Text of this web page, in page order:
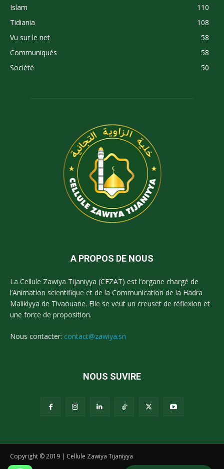
Islam
110
Tidiania
108
Vu sur le net
58
Communiqués
58
Société
50
A PROPOS DE NOUS
La Cellule Zawiya Tijaniyya (CEZAT) est l’organe chargé de
l’Animation scientifique et de la Communication de la Hadra
Malikiyya de Tivaouane. Elle se veut un creuset de réflexion et
une force de proposition.
Nous contacter: contact@zawiya.sn
NOUS SUVIRE
Copyright © 2019 | Cellule Zawiya Tijaniyya